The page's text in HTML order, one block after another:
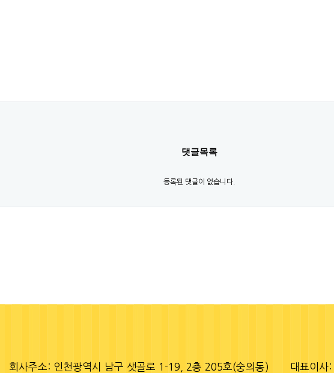
댓글목록
등록된 댓글이 없습니다.
회사주소: 인천광역시 남구 샛골로 1-19, 2층 205호(숭의동) 대표이사: